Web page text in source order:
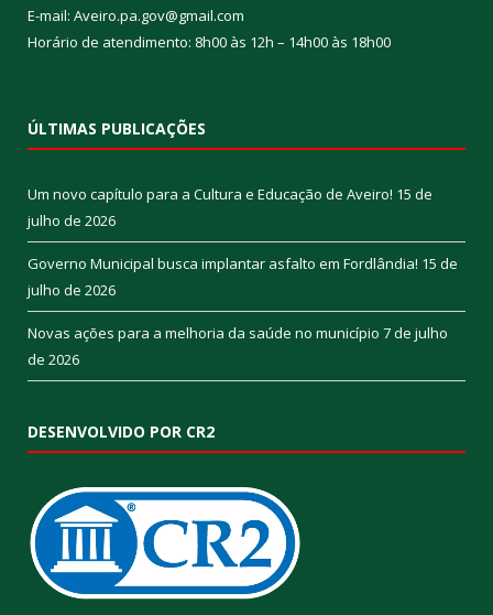
E-mail: Aveiro.pa.gov@gmail.com
Horário de atendimento: 8h00 às 12h – 14h00 às 18h00
ÚLTIMAS PUBLICAÇÕES
Um novo capítulo para a Cultura e Educação de Aveiro! 15 de
julho de 2026
Governo Municipal busca implantar asfalto em Fordlândia! 15 de
julho de 2026
Novas ações para a melhoria da saúde no município 7 de julho
de 2026
DESENVOLVIDO POR CR2